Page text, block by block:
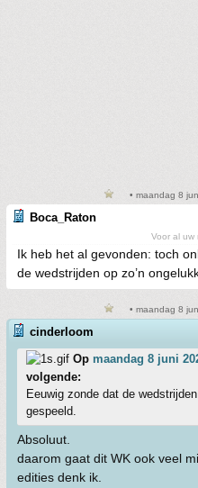
• maandag 8
Boca_Raton
Voor al uw
Ik heb het al gevonden: toch
de wedstrijden op zo’n
• maandag 8
cinderloom
Op maandag 8 juni
volgende:
Eeuwig zonde dat de
gespeeld.
Absoluut.
daarom gaat dit WK ook veel
edities denk ik.